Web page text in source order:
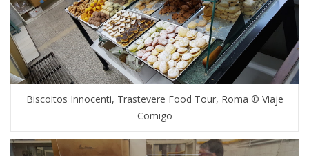
Biscoitos Innocenti, Trastevere Food Tour, Roma © Viaje
Comigo